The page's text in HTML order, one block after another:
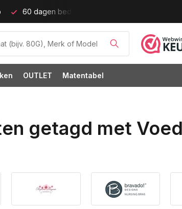
cupmaten (t/m cup M)!
OUTLET Matentabel
getagd met